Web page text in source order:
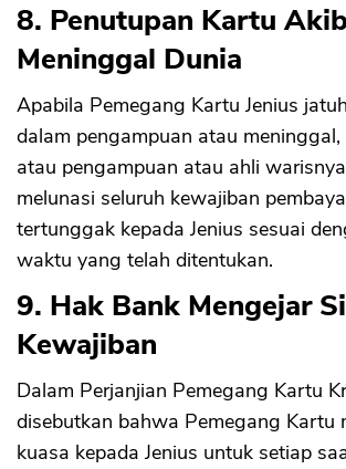
8. Penutupan Kartu
Meninggal Dunia
Apabila Pemegang Kartu Jenius
dalam pengampuan atau
atau pengampuan atau ahli
melunasi seluruh kewajiban
tertunggak kepada Jenius sesuai
waktu yang telah ditentukan.
9. Hak Bank Mengejar
Kewajiban
Dalam Perjanjian Pemegang Kartu
disebutkan bahwa Pemegang Kartu
kuasa kepada Jenius untuk setiap
CANCEL